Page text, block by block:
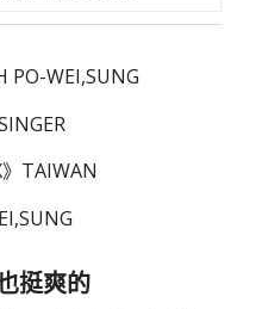
PO-WEI,SUNG
TAIWAN
挺爽的